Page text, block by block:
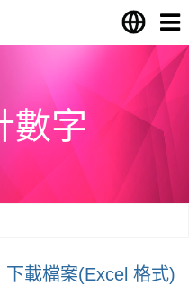
數字
下載檔案(Excel 格式)